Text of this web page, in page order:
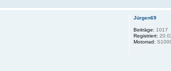
Jürgen69
Beiträge: 1017
Registriert:
Motorrad: